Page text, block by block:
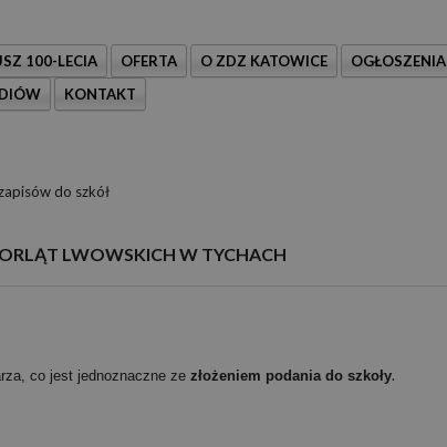
100-LECIA OFERTA O ZDZ KATOWICE OGŁOSZENIA
KONTAKT
do szkół
LWOWSKICH W TYCHACH
co jest jednoznaczne ze złożeniem podania do szkoły.